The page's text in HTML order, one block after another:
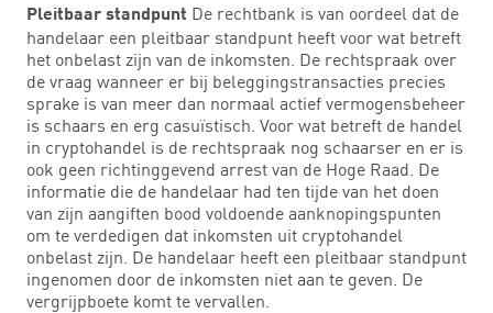
Pleitbaar standpunt De rechtbank is van oordeel dat de
handelaar een pleitbaar standpunt heeft voor wat betreft
het onbelast zijn van de inkomsten. De rechtspraak over
de vraag wanneer er bij beleggingstransacties precies
sprake is van meer dan normaal actief vermogensbeheer
is schaars en erg casuïstisch. Voor wat betreft de handel
in cryptohandel is de rechtspraak nog schaarser en er is
ook geen richtinggevend arrest van de Hoge Raad. De
informatie die de handelaar had ten tijde van het doen
van zijn aangiften bood voldoende aanknopingspunten
om te verdedigen dat inkomsten uit cryptohandel
onbelast zijn. De handelaar heeft een pleitbaar standpunt
ingenomen door de inkomsten niet aan te geven. De
vergrijpboete komt te vervallen.